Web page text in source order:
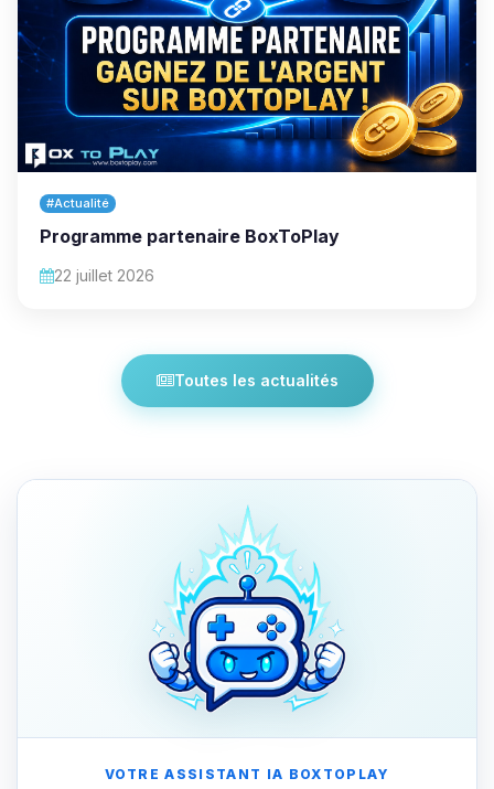
#Actualité
Programme partenaire BoxToPlay
22 juillet 2026
Toutes les actualités
VOTRE ASSISTANT IA BOXTOPLAY